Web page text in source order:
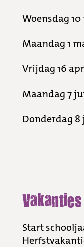
Woensdag
Maandag 1
Vrijdag 16
Maandag 7
Donderdag
Start